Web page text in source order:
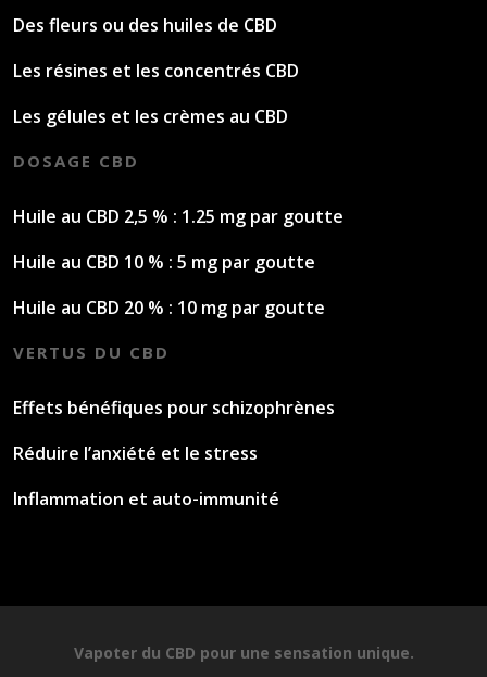
Des fleurs ou des huiles de CBD
Les résines et les concentrés CBD
Les gélules et les crèmes au CBD
DOSAGE CBD
Huile au CBD 2,5 % : 1.25 mg par goutte
Huile au CBD 10 % : 5 mg par goutte
Huile au CBD 20 % : 10 mg par goutte
VERTUS DU CBD
Effets bénéfiques pour schizophrènes
Réduire l’anxiété et le stress
Inflammation et auto-immunité
Vapoter du CBD pour une sensation unique.